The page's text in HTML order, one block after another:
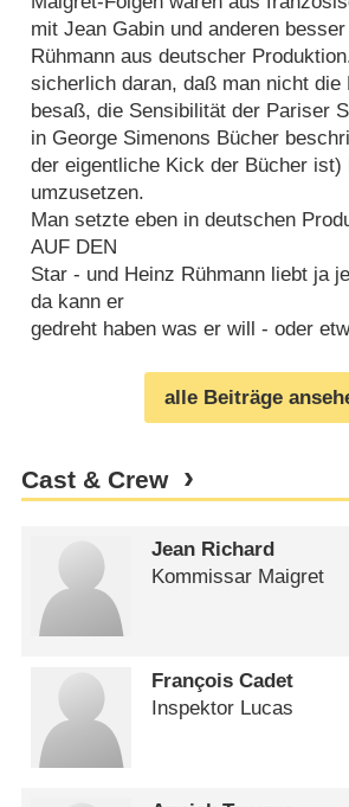
mit Jean Gabin und anderen
Rühmann aus deutscher
sicherlich daran, daß man nicht die
besaß, die Sensibilität der Pariser
in George Simenons Bücher
der eigentliche Kick der Bücher ist)
umzusetzen.
Man setzte eben in deutschen
AUF DEN
Star - und Heinz Rühmann liebt ja
da kann er
gedreht haben was er will - oder
alle Beiträge
Cast & Crew
Jean Richard
Kommissar Maigret
François Cadet
Inspektor Lucas